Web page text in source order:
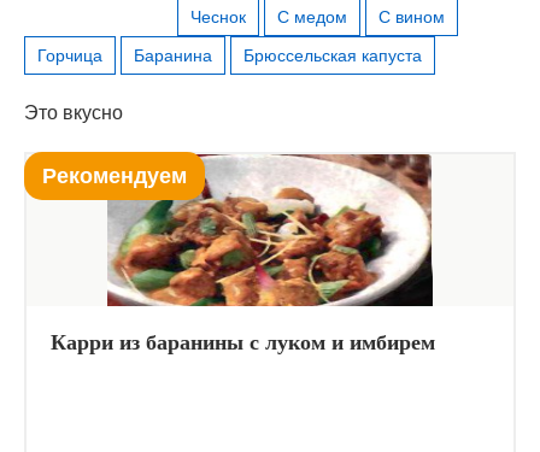
Чеснок С медом
С вином
Горчица
Баранина Брюссельская капуста
Это вкусно
Рекомендуем
Карри из баранины с луком и имбирем